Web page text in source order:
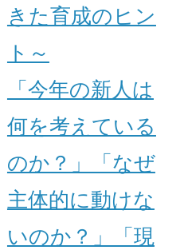
きた育成のヒン
ト～
「今年の新人は
何を考えている
のか？」「なぜ
主体的に動けな
いのか？」「現